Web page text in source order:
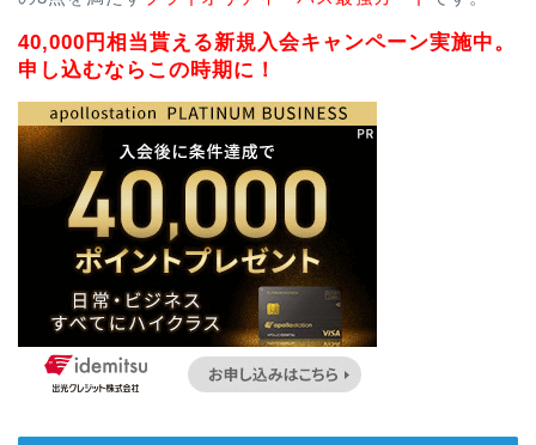
40,000円相当貰える新規入会キャンペーン実施中。
申し込むならこの時期に！